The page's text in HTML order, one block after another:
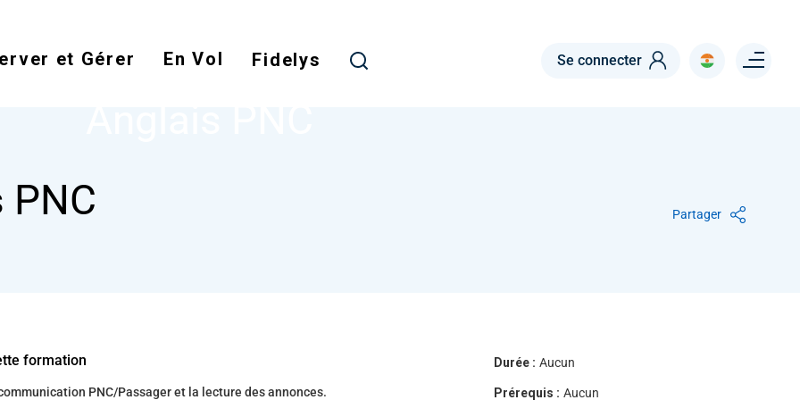
main
et Gérer En Vol Fidelys Se connecter Menu right
NODE ANGLAIS PNC
Partager
formation
PNC/Passager et la lecture des annonces.
Durée : Aucun
Prérequis : Aucun